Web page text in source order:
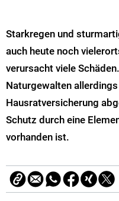
Starkregen und
auch heute noch
verursacht viele
Naturgewalten
Hausratversicherung
Schutz durch eine
vorhanden ist.